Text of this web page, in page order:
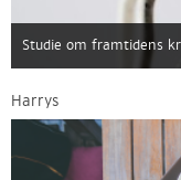
Studie om framtidens
Harrys